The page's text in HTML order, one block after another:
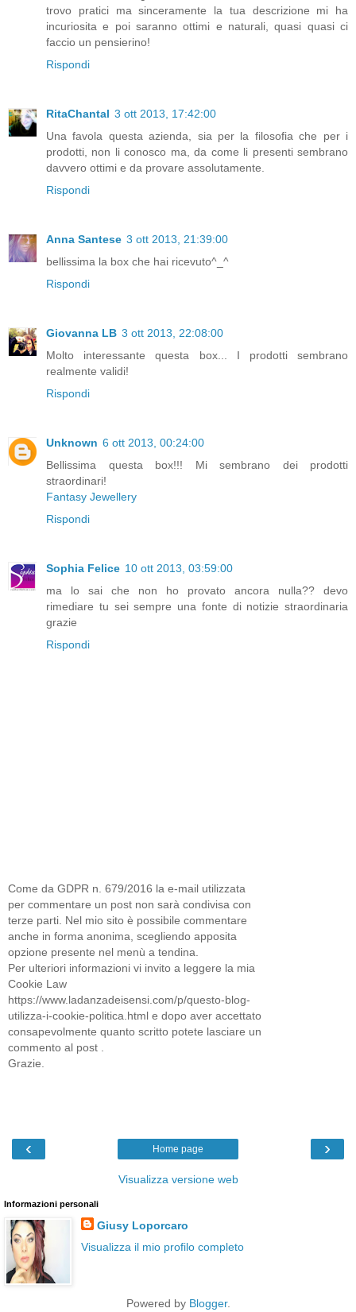
trovo pratici ma sinceramente la tua descrizione mi ha
incuriosita e poi saranno ottimi e naturali, quasi quasi ci
faccio un pensierino!
Rispondi
RitaChantal 3 ott 2013, 17:42:00
Una favola questa azienda, sia per la filosofia che per i
prodotti, non li conosco ma, da come li presenti sembrano
davvero ottimi e da provare assolutamente.
Rispondi
Anna Santese 3 ott 2013, 21:39:00
bellissima la box che hai ricevuto^_^
Rispondi
Giovanna LB 3 ott 2013, 22:08:00
Molto interessante questa box... I prodotti sembrano
realmente validi!
Rispondi
Unknown 6 ott 2013, 00:24:00
Bellissima questa box!!! Mi sembrano dei prodotti
straordinari!
Fantasy Jewellery
Rispondi
Sophia Felice 10 ott 2013, 03:59:00
ma lo sai che non ho provato ancora nulla?? devo
rimediare tu sei sempre una fonte di notizie straordinaria
grazie
Rispondi
Come da GDPR n. 679/2016 la e-mail utilizzata
per commentare un post non sarà condivisa con
terze parti. Nel mio sito è possibile commentare
anche in forma anonima, scegliendo apposita
opzione presente nel menù a tendina.
Per ulteriori informazioni vi invito a leggere la mia
Cookie Law
https://www.ladanzadeisensi.com/p/questo-blog-
utilizza-i-cookie-politica.html e dopo aver accettato
consapevolmente quanto scritto potete lasciare un
commento al post .
Grazie.
‹ ›
Home page
Visualizza versione web
Informazioni personali
Giusy Loporcaro
Visualizza il mio profilo completo
Powered by Blogger.